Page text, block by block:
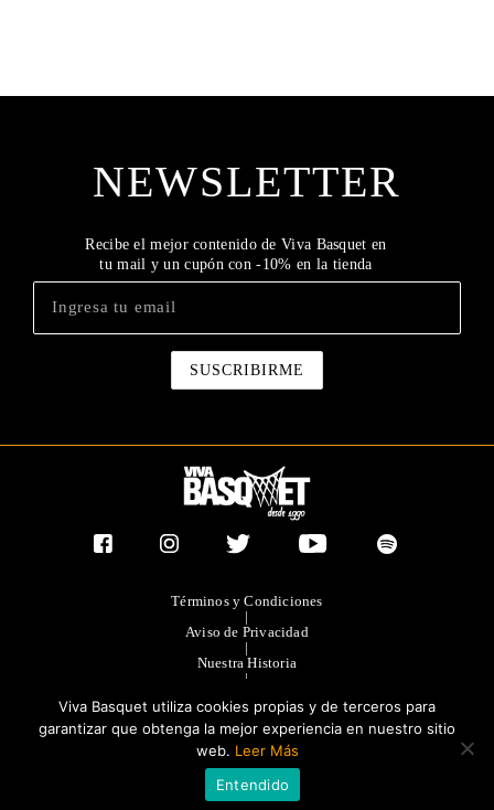
NEWSLETTER
Recibe el mejor contenido de Viva Basquet en
tu mail y un cupón con -10% en la tienda
Términos y Condiciones
|
Aviso de Privacidad
|
Nuestra Historia
|
|
Publicidad
®TODOS LOS DERECHOS RESERVADOS 2023. GRUPO OLIMPIA
EDITORES.
Viva Basquet utiliza cookies propias y de terceros para
garantizar que obtenga la mejor experiencia en nuestro sitio
web. Leer Más
Entendido